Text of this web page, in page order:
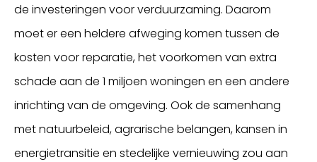
de investeringen voor verduurzaming. Daarom
moet er een heldere afweging komen tussen de
kosten voor reparatie, het voorkomen van extra
schade aan de 1 miljoen woningen en een andere
inrichting van de omgeving. Ook de samenhang
met natuurbeleid, agrarische belangen, kansen in
energietransitie en stedelijke vernieuwing zou aan